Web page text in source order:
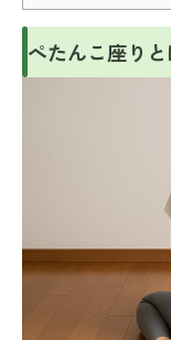
ぺたんこ座り